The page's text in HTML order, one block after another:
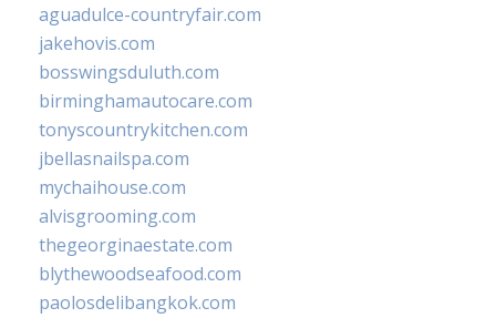
aguadulce-countryfair.com
jakehovis.com
bosswingsduluth.com
birminghamautocare.com
tonyscountrykitchen.com
jbellasnailspa.com
mychaihouse.com
alvisgrooming.com
thegeorginaestate.com
blythewoodseafood.com
paolosdelibangkok.com